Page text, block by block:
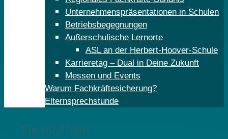
Unternehmenspräsentationen in Schulen
Betriebsbegegnungen
Außerschulische Lernorte
ASL an der Herbert-Hoover-Schule
Karrieretag – Dual in Deine Zukunft
Messen und Events
Warum Fachkräftesicherung?
Elternsprechstunde
Sie sind hier: